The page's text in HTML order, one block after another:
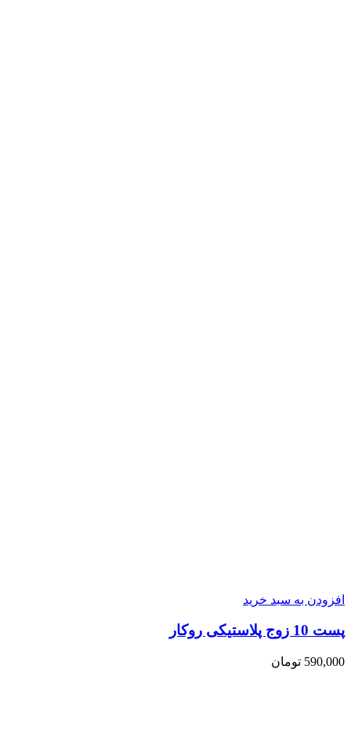
افزودن به سبد خرید
پست 10 زوج پلاستیکی روکار
590,000 تومان